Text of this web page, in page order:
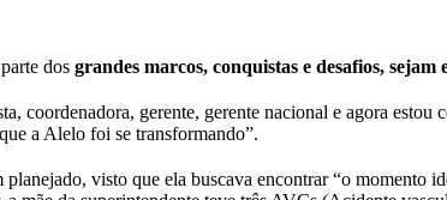
dos grandes marcos, conquistas e desafios,
coordenadora, gerente, gerente nacional e agora
a Alelo foi se transformando”.
visto que ela buscava encontrar “o momento